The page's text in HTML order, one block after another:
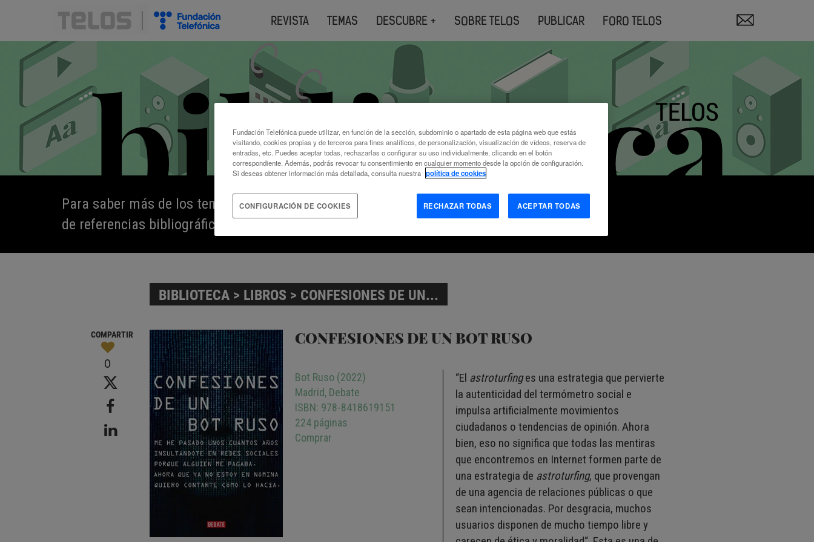
REVISTA TEMAS DESCUBRE + SOBRE TELOS PUBLICAR FORO TELOS
Para saber más de los temas que se ocupa TELOS, realizamos una selección
de referencias bibliográficas, digitales y audiovisuales y en otros formatos.
COMPARTIR
0
BIBLIOTECA > LIBROS > CONFESIONES DE UN...
CONFESIONES DE UN BOT RUSO
Bot Ruso (2022)
Madrid, Debate
ISBN: 978-8418619151
224 páginas
Comprar
“El astroturfinges una estrategia que pervierte
la autenticidad del termómetro social e
impulsa artificialmente movimientos
ciudadanos o tendencias de opinión. Ahora
bien, eso no significa que todas las mentiras
que encontremos en Internet formen parte de
una estrategia de astroturfing, que provengan
de una agencia de relaciones públicas o que
sean intencionadas. Por desgracia, muchos
usuarios disponen de mucho tiempo libre y
Fundación Telefónica puede utilizar, en función de la sección, subdominio o apartado de esta página web que estás
visitando, cookies propias y de terceros para fines analíticos, de personalización, visualización de vídeos, reserva de
entradas, etc. Puedes aceptar todas, rechazarlas o configurar su uso individualmente, clicando en el botón
correspondiente. Además, podrás revocar tu consentimiento en cualquier momento desde la opción de configuración.
Si deseas obtener información más detallada, consulta nuestra política de cookies
RECHAZAR TODAS ACEPTAR TODAS
CONFIGURACIÓN DE COOKIES